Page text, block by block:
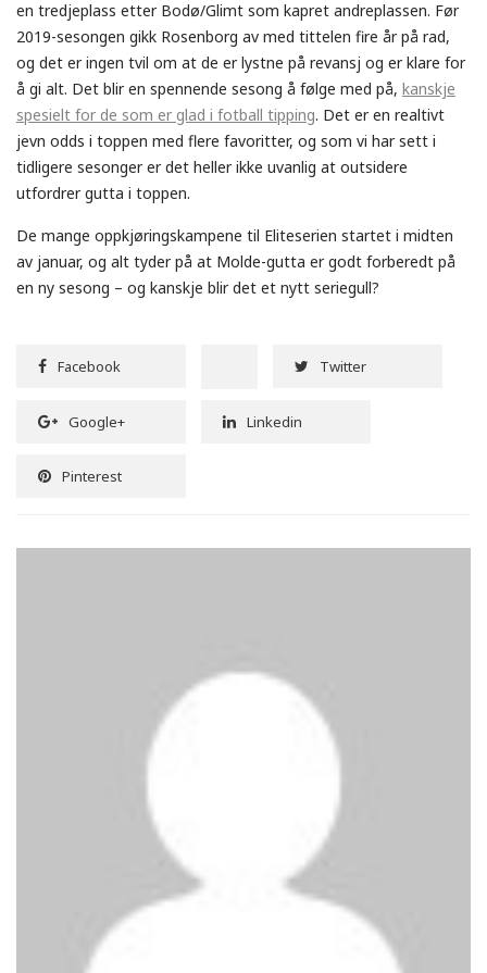
en tredjeplass etter Bodø/Glimt som kapret andreplassen. Før
2019-sesongen gikk Rosenborg av med tittelen fire år på rad,
og det er ingen tvil om at de er lystne på revansj og er klare for
å gi alt. Det blir en spennende sesong å følge med på, kanskje
spesielt for de som er glad i fotball tipping. Det er en realtivt
jevn odds i toppen med flere favoritter, og som vi har sett i
tidligere sesonger er det heller ikke uvanlig at outsidere
utfordrer gutta i toppen.
De mange oppkjøringskampene til Eliteserien startet i midten
av januar, og alt tyder på at Molde-gutta er godt forberedt på
en ny sesong – og kanskje blir det et nytt seriegull?
Facebook Twitter
Google+ Linkedin
Pinterest